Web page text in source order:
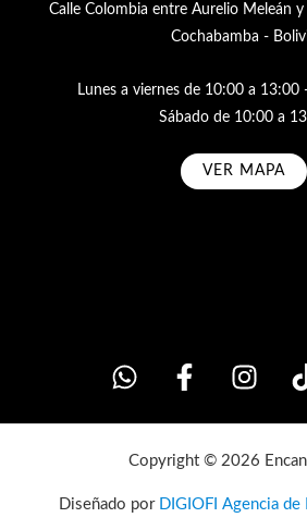
Calle Colombia entre Aurelio Meleán
Cochabamba -
Lunes a viernes de 10:00 a 13:00
Sábado de 10:00 a
VER MAPA
Copyright © 2026
Diseñado por DIGIOFI Agencia